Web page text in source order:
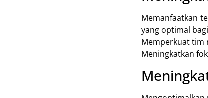
Memanfaatkan
yang optimal
Memperkuat tim
Meningkatkan